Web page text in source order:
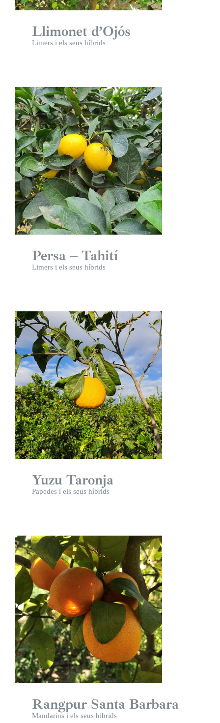
Llimonet d’Ojós
Limers i els seus híbrids
Persa – Tahití
Limers i els seus híbrids
Yuzu Taronja
Papedes i els seus híbrids
Rangpur Santa Barbara
Mandarins i els seus híbrids